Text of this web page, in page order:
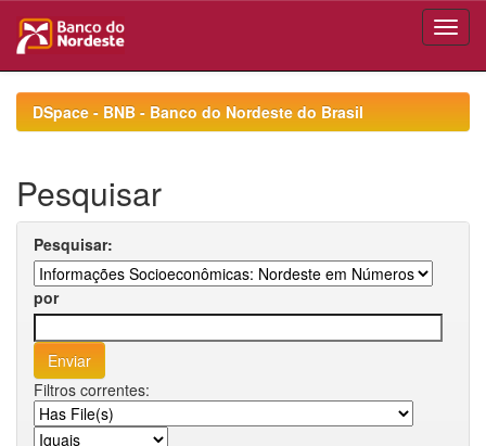
navigationDSpace - BNB - Banco do Nordeste do Brasil
Pesquisar
Pesquisar:
por
Filtros correntes: